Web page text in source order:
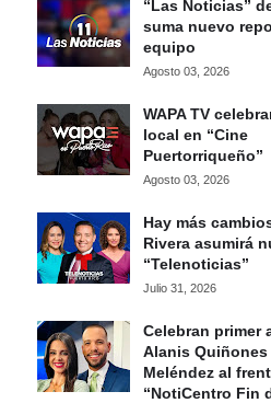
“Las Noticias”
suma nuevo
equipo
Agosto 03, 2026
WAPA TV
local en “Cine
Puertorriqueño”
Agosto 03, 2026
Hay más
Rivera asumirá
“Telenoticias”
Julio 31, 2026
Celebran primer
Alanis Quiñones
Meléndez al
“NotiCentro Fin